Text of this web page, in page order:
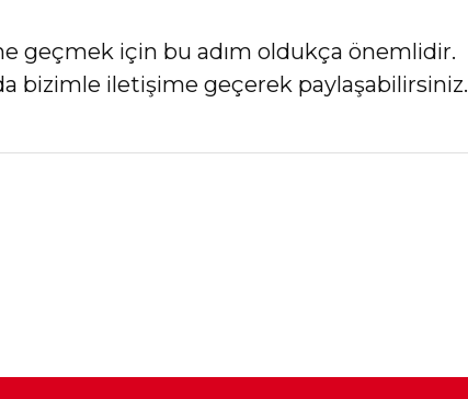
geçmek için bu adım oldukça önemlidir.
bizimle iletişime geçerek paylaşabilirsiniz.